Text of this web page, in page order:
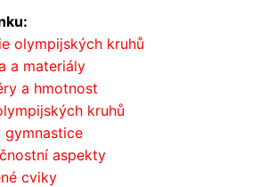
olympijských kruhů
a materiály
a hmotnost
kruhů
gymnastice
aspekty
cviky